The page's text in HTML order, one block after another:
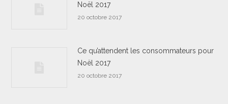
Noël 2017
20 octobre 2017
Ce qu’attendent les consommateurs pour
Noël 2017
20 octobre 2017